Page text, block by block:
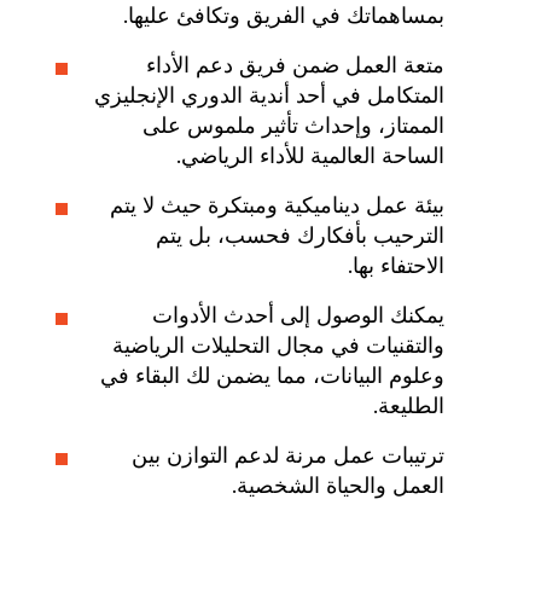
بمساهماتك في الفريق وتكافئ عليها.
متعة العمل ضمن فريق دعم الأداء
المتكامل في أحد أندية الدوري الإنجليزي
الممتاز، وإحداث تأثير ملموس على
الساحة العالمية للأداء الرياضي.
بيئة عمل ديناميكية ومبتكرة حيث لا يتم
الترحيب بأفكارك فحسب، بل يتم
الاحتفاء بها.
يمكنك الوصول إلى أحدث الأدوات
والتقنيات في مجال التحليلات الرياضية
وعلوم البيانات، مما يضمن لك البقاء في
الطليعة.
ترتيبات عمل مرنة لدعم التوازن بين
العمل والحياة الشخصية.